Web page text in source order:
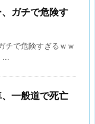
、ガチで危険す
チで危険すぎるｗｗ
...
、一般道で死亡